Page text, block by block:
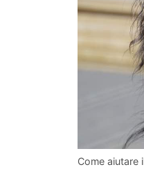
Come aiutare